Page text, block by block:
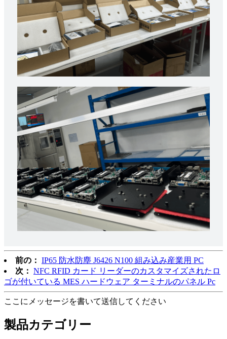
前の： IP65 防水防塵 J6426 N100 組み込み産業用 PC
次： NFC RFID カード リーダーのカスタマイズされたロ
ゴが付いている MES ハードウェア ターミナルのパネル Pc
ここにメッセージを書いて送信してください
製品カテゴリー